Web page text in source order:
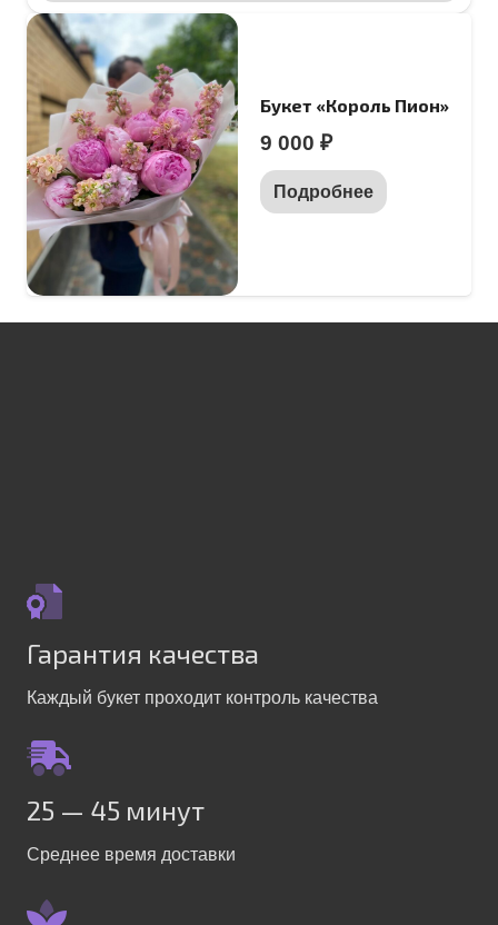
Букет «Король Пион»
9 000 ₽
Подробнее
Гарантия качества
Каждый букет проходит контроль качества
25 — 45 минут
Среднее время доставки